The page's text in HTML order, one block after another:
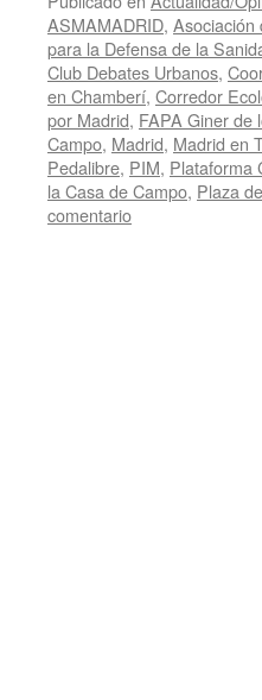
ASMAMADRID, Asociación
para la Defensa de la
Club Debates Urbanos,
en Chamberí, Corredor
por Madrid, FAPA Giner de
Campo, Madrid, Madrid en
Pedalibre, PIM, Plataforma
la Casa de Campo, Plaza
comentario